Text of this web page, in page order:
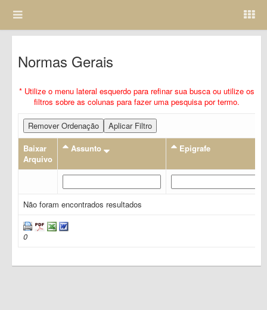
Normas Gerais
* Utilize o menu lateral esquerdo para refinar sua busca ou utilize os
filtros sobre as colunas para fazer uma pesquisa por termo.
Remover Ordenação
Aplicar Filtro
Baixar
Arquivo
Assunto Epigrafe
Não foram encontrados resultados
0